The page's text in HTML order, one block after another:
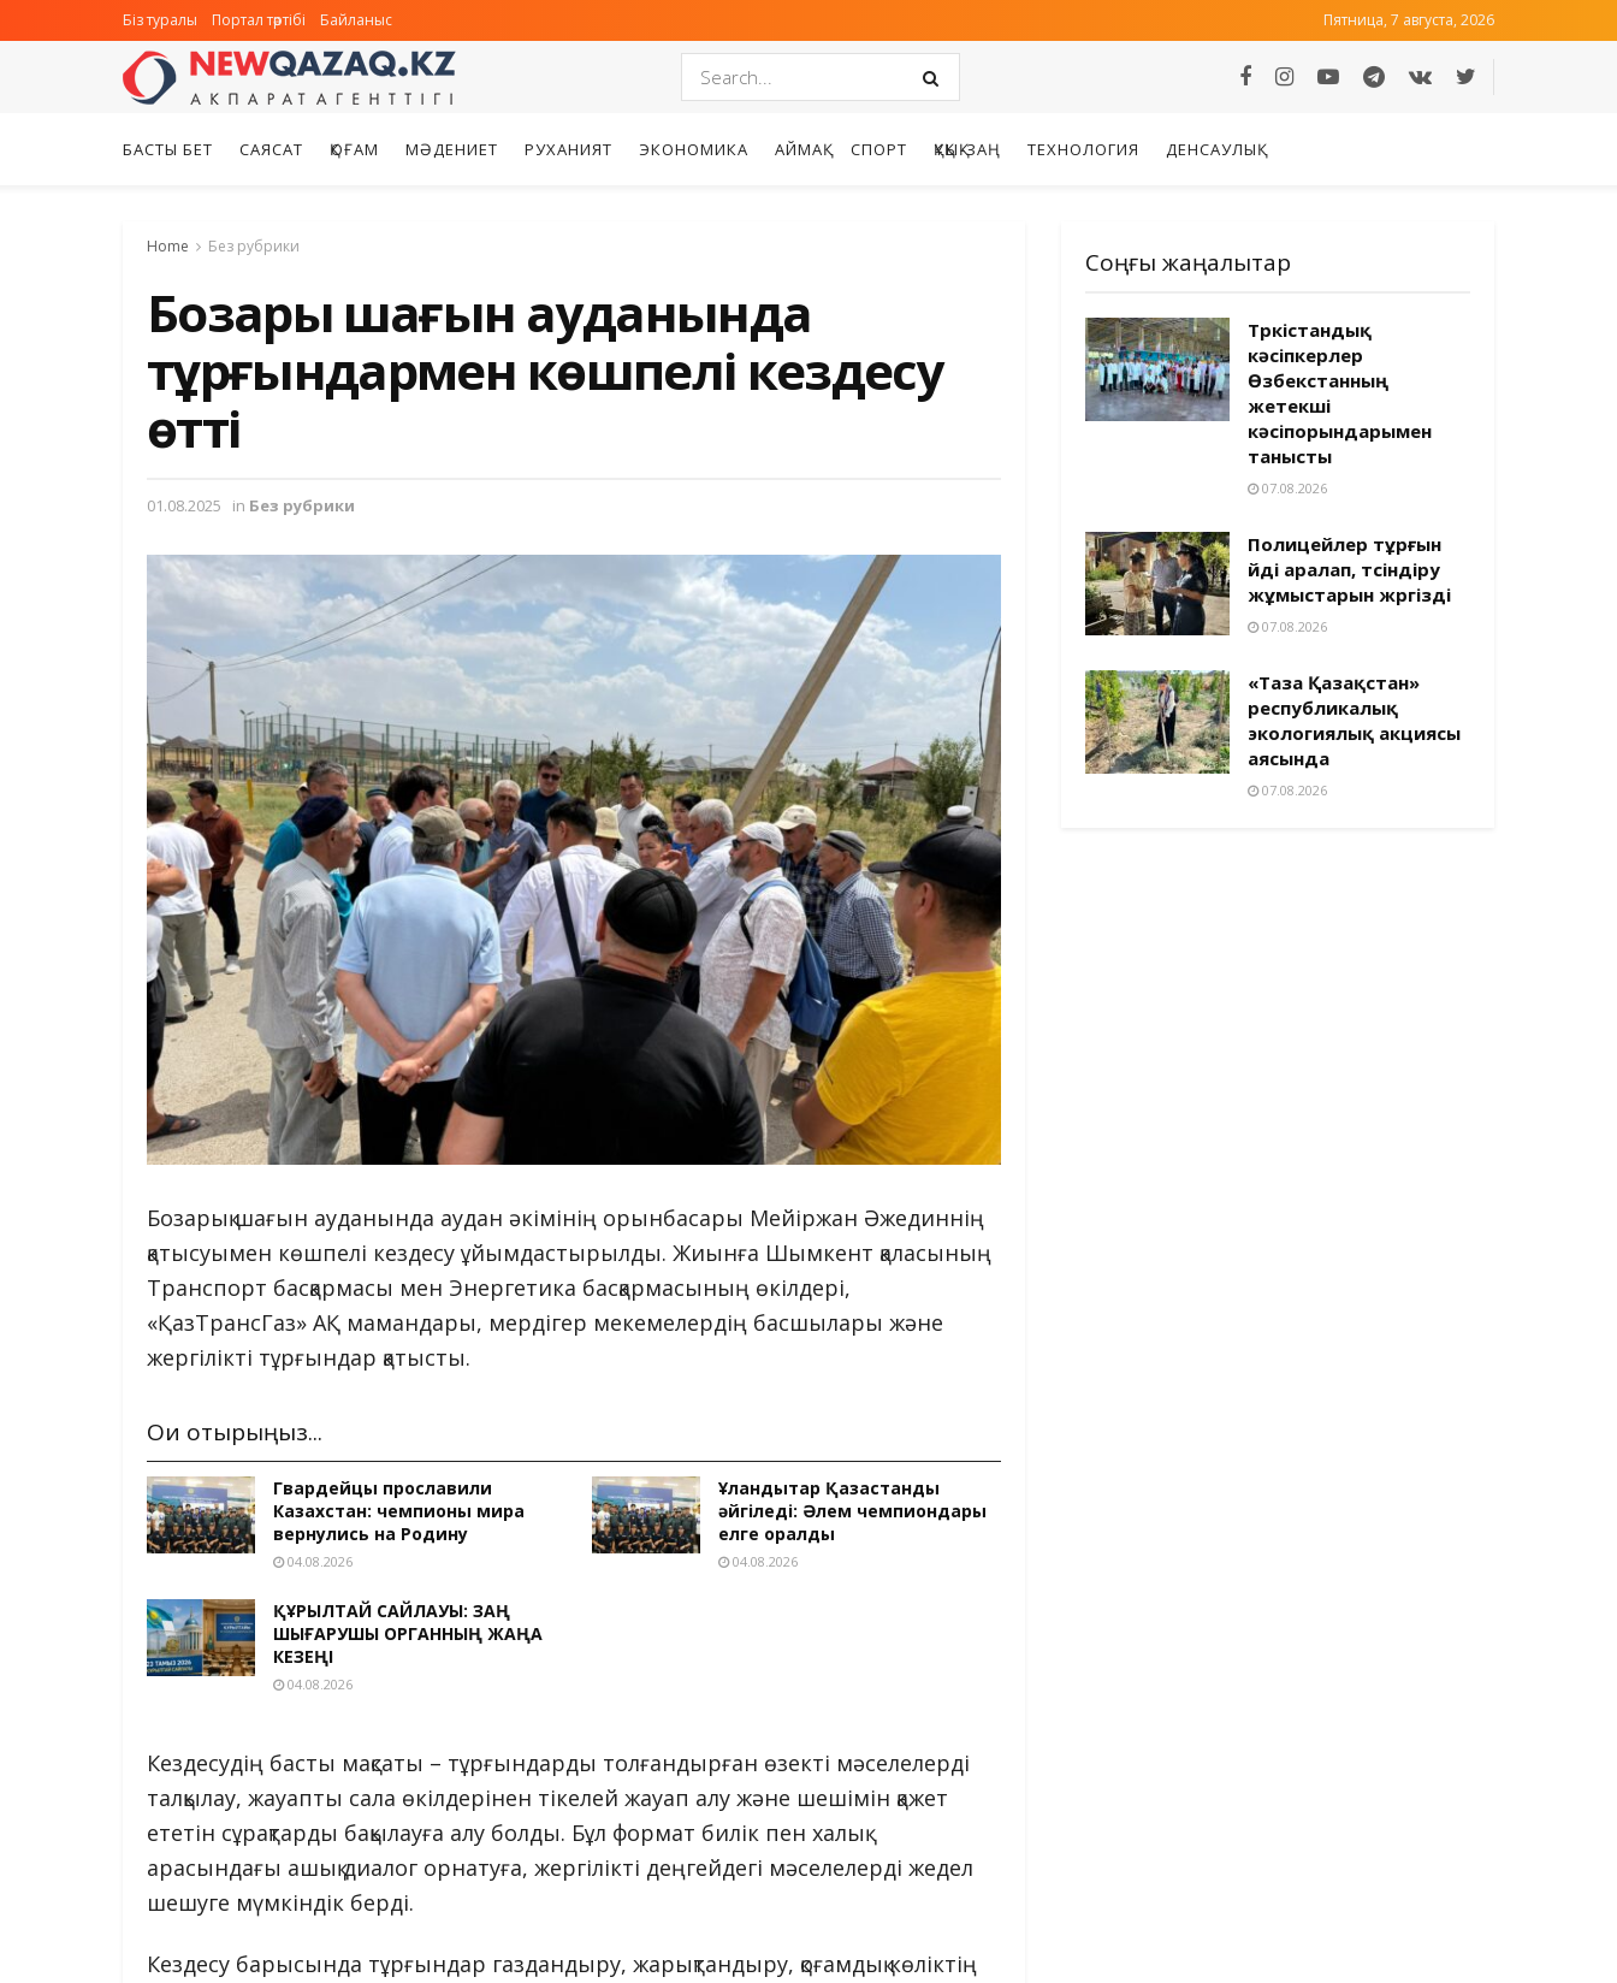
Біз туралы Портал тәртібі Байланыс Пятница, 7 августа, 2026
БАСТЫ БЕТ САЯСАТ ҚОҒАМ МӘДЕНИЕТ РУХАНИЯТ ЭКОНОМИКА АЙМАҚ СПОРТ ҚҰҚЫҚ-ЗАҢ ТЕХНОЛОГИЯ ДЕНСАУЛЫҚ
Home Без рубрики
Бозарық шағын ауданында
тұрғындармен көшпелі кездесу
өтті
01.08.2025 in Без рубрики
Бозарық шағын ауданында аудан әкімінің орынбасары Мейіржан Әжединнің
қатысуымен көшпелі кездесу ұйымдастырылды. Жиынға Шымкент қаласының
Транспорт басқармасы мен Энергетика басқармасының өкілдері,
«ҚазТрансГаз» АҚ мамандары, мердігер мекемелердің басшылары және
жергілікті тұрғындар қатысты.
Оқи отырыңыз...
Гвардейцы прославили
Казахстан: чемпионы мира
вернулись на Родину
04.08.2026
Ұландықтар Қазақстанды
әйгіледі: Әлем чемпиондары
елге оралды
04.08.2026
ҚҰРЫЛТАЙ САЙЛАУЫ: ЗАҢ
ШЫҒАРУШЫ ОРГАННЫҢ ЖАҢА
КЕЗЕҢІ
04.08.2026
Кездесудің басты мақсаты – тұрғындарды толғандырған өзекті мәселелерді
талқылау, жауапты сала өкілдерінен тікелей жауап алу және шешімін қажет
ететін сұрақтарды бақылауға алу болды. Бұл формат билік пен халық
арасындағы ашық диалог орнатуға, жергілікті деңгейдегі мәселелерді жедел
шешуге мүмкіндік берді.
Кездесу барысында тұрғындар газдандыру, жарықтандыру, қоғамдық көліктің
Соңғы жаңалықтар
Түркістандық
кәсіпкерлер
Өзбекстанның
жетекші
кәсіпорындарымен
танысты
07.08.2026
Полицейлер тұрғын
үйді аралап, түсіндіру
жұмыстарын жүргізді
07.08.2026
«Таза Қазақстан»
республикалық
экологиялық акциясы
аясында
07.08.2026